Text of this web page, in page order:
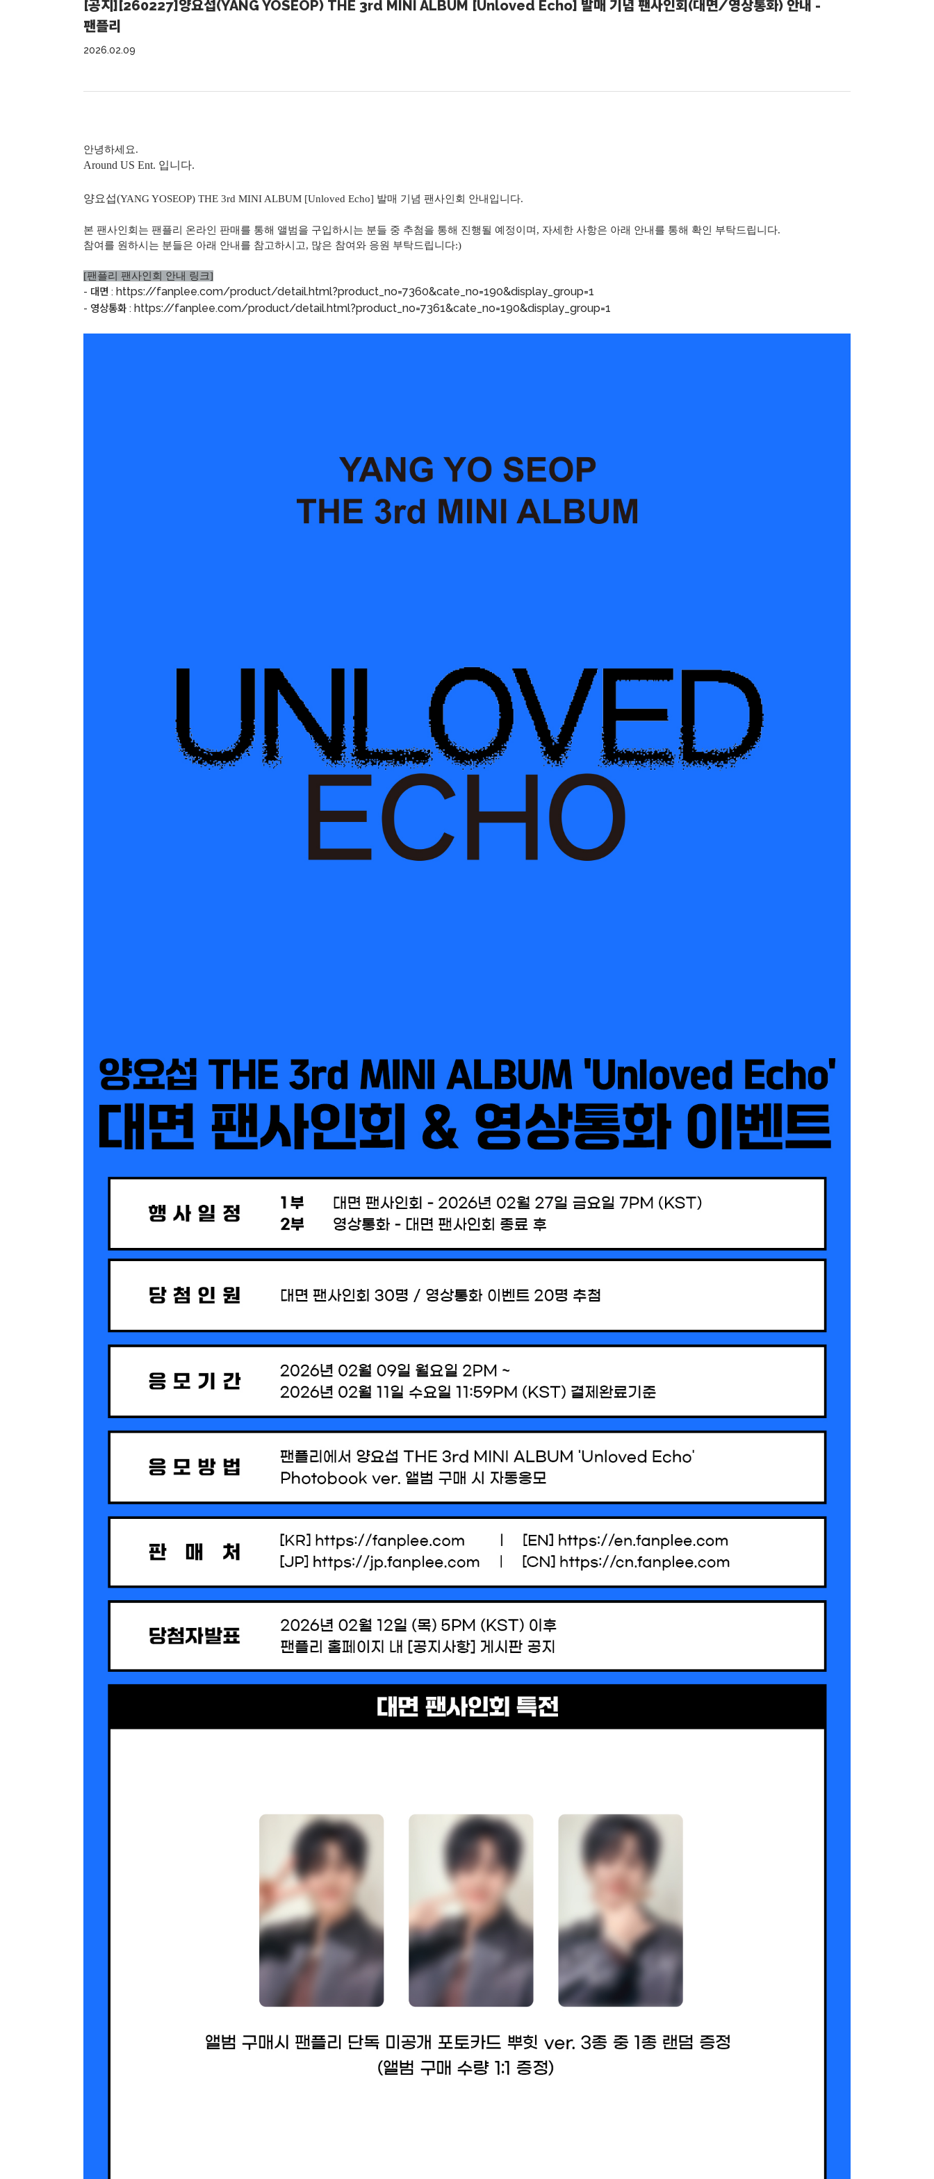
[공지][260227]양요섭(YANG YOSEOP) THE 3rd MINI ALBUM [Unloved Echo] 발매 기념 팬사인회(대면/영상통화) 안내 -
팬플리
2026.02.09
안녕하세요.
Around US Ent. 입니다.
양요섭(YANG YOSEOP) THE 3rd MINI ALBUM [Unloved Echo] 발매 기념 팬사인회 안내입니다.
본 팬사인회는 팬플리 온라인 판매를 통해 앨범을 구입하시는 분들 중 추첨을 통해 진행될 예정이며, 자세한 사항은 아래 안내를 통해 확인 부탁드립니다.
참여를 원하시는 분들은 아래 안내를 참고하시고, 많은 참여와 응원 부탁드립니다:)
[팬플리 팬사인회 안내 링크]
- 대면 : https://fanplee.com/product/detail.html?product_no=7360&cate_no=190&display_group=1
- 영상통화 : https://fanplee.com/product/detail.html?product_no=7361&cate_no=190&display_group=1